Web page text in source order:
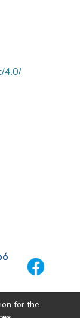
4.0/
for the